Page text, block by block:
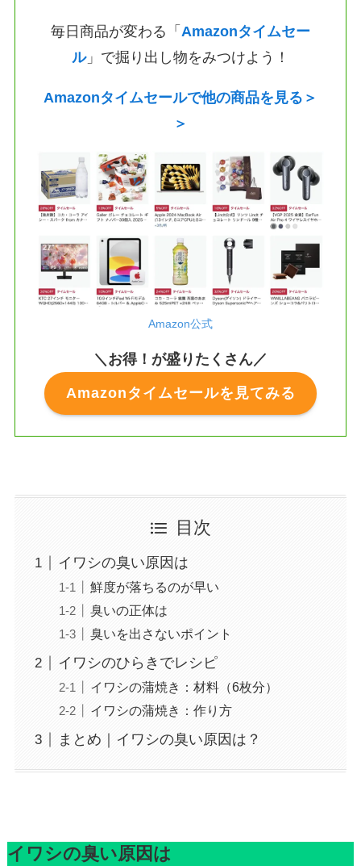
毎日商品が変わる「 Amazonタイムセー
ル」で掘り出し物をみつけよう！
Amazonタイムセールで他の商品を見る＞
＞
Amazon公式
＼お得！が盛りたくさん／
Amazonタイムセールを見てみる
目次
イワシの臭い原因は
鮮度が落ちるのが早い
臭いの正体は
臭いを出さないポイント
イワシのひらきでレシピ
イワシの蒲焼き：材料（6枚分）
イワシの蒲焼き：作り方
まとめ｜イワシの臭い原因は？
イワシの臭い原因は